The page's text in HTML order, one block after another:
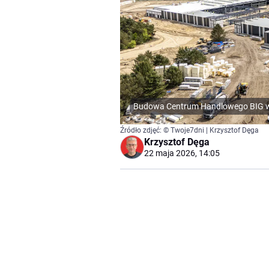
Budowa Centrum Handlowego BIG
Źródło zdjęć: © Twoje7dni | Krzysztof Dęga
Krzysztof Dęga
22 maja 2026, 14:05